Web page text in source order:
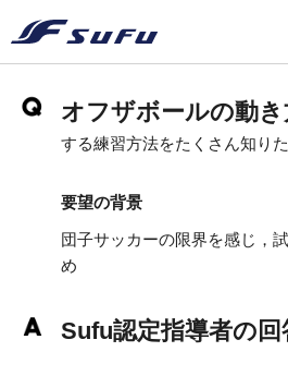
オフザボールの動
する練習方法をたくさん知り
要望の背景
団子サッカーの限界を感じ，
め
Sufu認定指導者の回